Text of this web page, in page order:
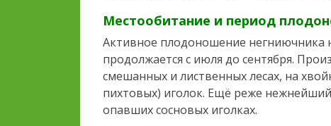
Местообитание и период
Активное плодоношение негниючника
продолжается с июля до сентября.
смешанных и лиственных лесах, на
пихтовых) иголок. Ещё реже
опавших сосновых иголках.